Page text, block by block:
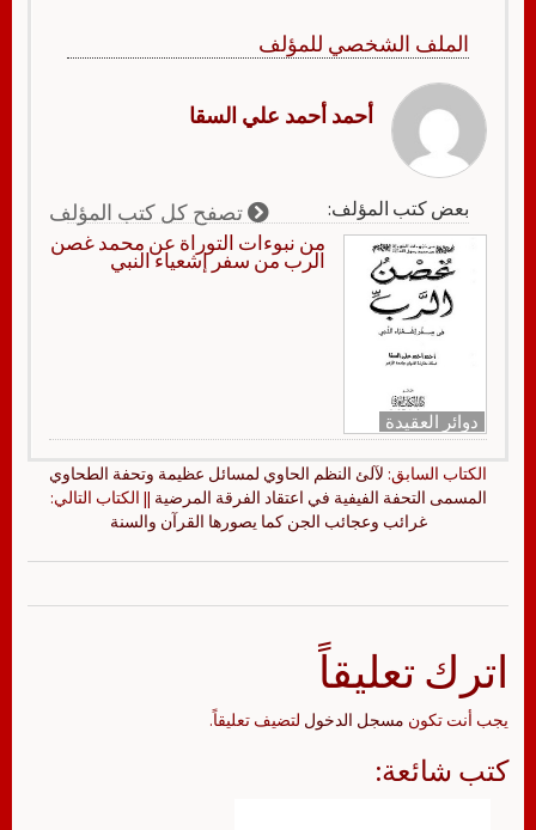
الملف الشخصي للمؤلف
أحمد أحمد علي السقا
بعض كتب المؤلف: تصفح كل كتب المؤلف
دوائر العقيدة
من نبوءات التوراة عن محمد غصن
الرب من سفر إشعياء النبي
الكتاب السابق: لآلئ النظم الحاوي لمسائل عظيمة وتحفة الطحاوي
المسمى التحفة الفيفية في اعتقاد الفرقة المرضية || الكتاب التالي:
غرائب وعجائب الجن كما يصورها القرآن والسنة
اترك تعليقاً
يجب أنت تكون مسجل الدخول لتضيف تعليقاً.
كتب شائعة: